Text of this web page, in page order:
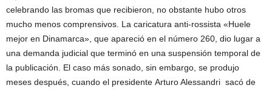
celebrando las bromas que recibieron, no obstante hubo otros
mucho menos comprensivos. La caricatura anti-rossista «Huele
mejor en Dinamarca», que apareció en el número 260, dio lugar a
una demanda judicial que terminó en una suspensión temporal de
la publicación. El caso más sonado, sin embargo, se produjo
meses después, cuando el presidente Arturo Alessandri sacó de